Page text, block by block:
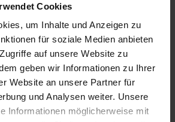
Cookies
um Inhalte und Anzeigen zu
für soziale Medien anbieten
auf unsere Website zu
geben wir Informationen zu Ihrer
Website an unsere Partner für
und Analysen weiter. Unsere
Informationen möglicherweise mit
Das Land wiederum
das Jahr 2020 ab und leistete auf
im September­ 2021
Kreise und die NAH.SH
den tatsächlichen Werten für das
einreichen. Dann folgt die